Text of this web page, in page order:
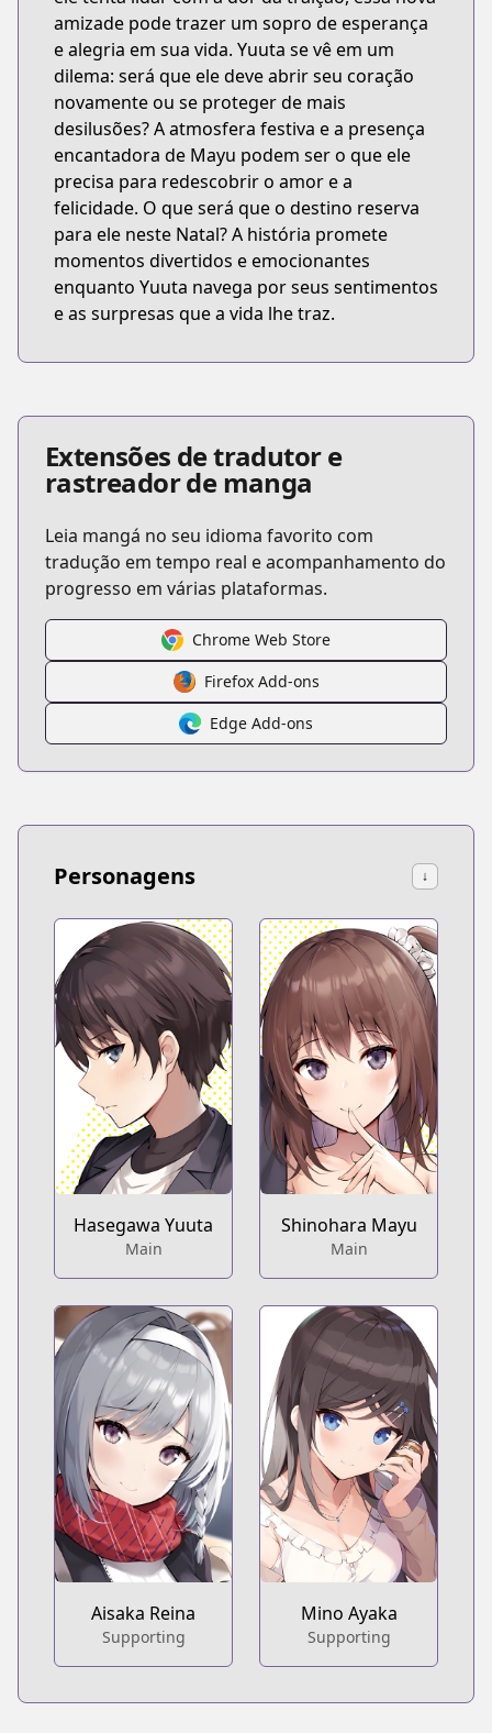
amizade pode trazer um sopro de esperança
e alegria em sua vida. Yuuta se vê em um
dilema: será que ele deve abrir seu coração
novamente ou se proteger de mais
desilusões? A atmosfera festiva e a presença
encantadora de Mayu podem ser o que ele
precisa para redescobrir o amor e a
felicidade. O que será que o destino reserva
para ele neste Natal? A história promete
momentos divertidos e emocionantes
enquanto Yuuta navega por seus sentimentos
e as surpresas que a vida lhe traz.
Extensões de tradutor e
rastreador de manga
Leia mangá no seu idioma favorito com
tradução em tempo real e acompanhamento do
progresso em várias plataformas.
Chrome Web Store
Firefox Add-ons
Edge Add-ons
Personagens ↓
Hasegawa Yuuta
Main
Shinohara Mayu
Main
Aisaka Reina
Supporting
Mino Ayaka
Supporting